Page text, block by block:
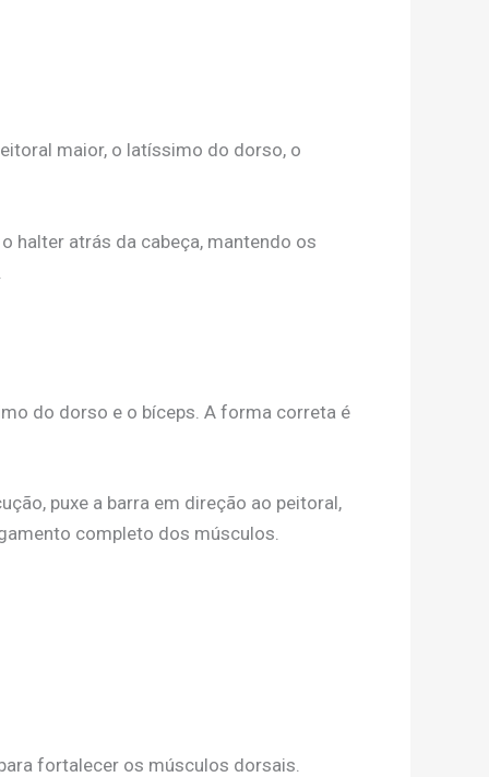
maior, o latíssimo do dorso, o
halter atrás da cabeça, mantendo os
do dorso e o bíceps. A forma correta é
puxe a barra em direção ao peitoral,
completo dos músculos.
fortalecer os músculos dorsais.